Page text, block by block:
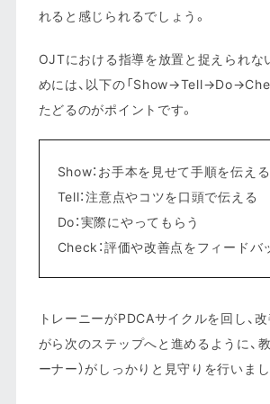
れると感じられるでしょう。
OJTにおける指導を放置と捉えられな
めには、以下の「
たどるのがポイントです。
Show：お手本を見せて手順を伝える
Tell：注意点やコツを口頭で伝える
Do：実際にやってもらう
Check：評価や改善点をフィードバ
トレーニーがPDCAサイクルを回し、
がら次のステップへと進めるように、
ーナー）がしっかりと見守りを行いまし